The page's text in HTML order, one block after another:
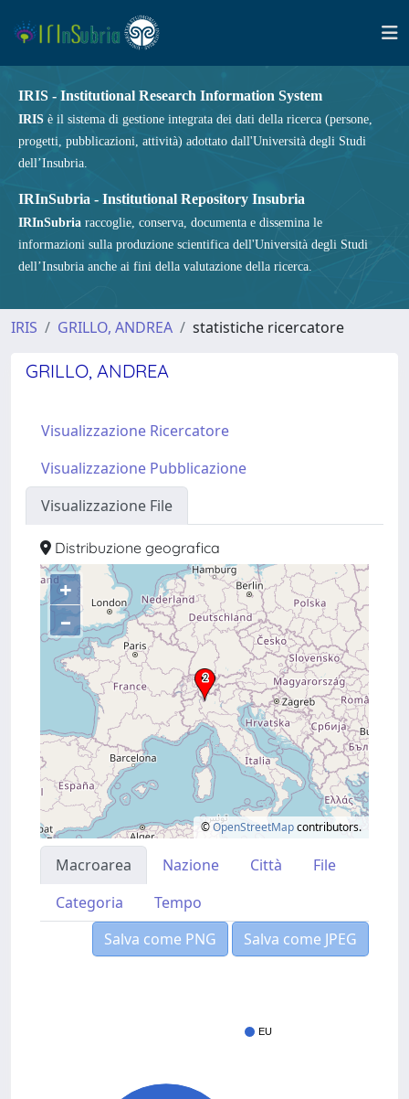
IRIS - Institutional Research Information System
IRIS è il sistema di gestione integrata dei dati della ricerca (persone,
progetti, pubblicazioni, attività) adottato dall'Università degli Studi
dell’Insubria.
IRInSubria - Institutional Repository Insubria
IRInSubria raccoglie, conserva, documenta e dissemina le
informazioni sulla produzione scientifica dell'Università degli Studi
dell’Insubria anche ai fini della valutazione della ricerca.
IRIS GRILLO, ANDREA statistiche ricercatore
GRILLO, ANDREA
Visualizzazione Ricercatore
Visualizzazione Pubblicazione
Visualizzazione File
Distribuzione geografica
+
–
©OpenStreetMapcontributors.
Macroarea Nazione Città
File
Categoria
Tempo
Salva come PNG
Salva come JPEG
EU